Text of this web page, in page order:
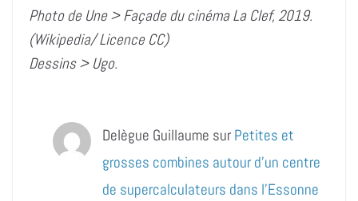
Photo de Une > Façade du cinéma La Clef, 2019.
(Wikipedia/ Licence CC)
Dessins > Ugo.
Delègue Guillaume sur Petites et
grosses combines autour d’un centre
de supercalculateurs dans l’Essonne